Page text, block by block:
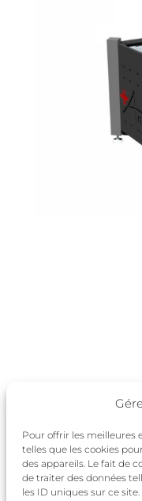
Pour offrir les meilleures
telles que les cookies
des appareils. Le fait de
de traiter des données
les ID uniques sur ce